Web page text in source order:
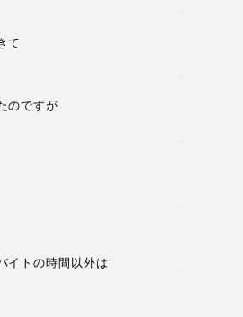
て
のですが
イトの時間以外は